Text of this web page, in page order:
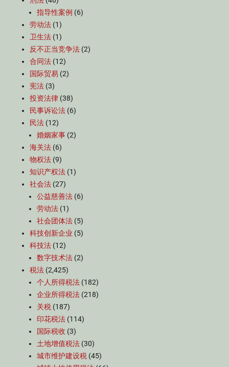
指导性案例 (6)
劳动法 (1)
卫生法 (1)
反不正当竞争法 (2)
合同法 (12)
国际贸易 (2)
宪法 (3)
投资法律 (38)
民事诉讼法 (6)
民法 (12)
婚姻家事 (2)
海关法 (6)
物权法 (9)
知识产权法 (1)
社会法 (27)
公益慈善法 (6)
劳动法 (1)
社会团体法 (5)
科技创新企业 (5)
科技法 (12)
数字技术法 (2)
税法 (2,425)
个人所得税法 (182)
企业所得税法 (218)
关税 (187)
印花税法 (114)
国际税收 (3)
土地增值税法 (30)
城市维护建设税 (45)